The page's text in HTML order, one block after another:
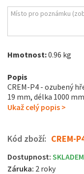
Hmotnost:0.96 kg
Popis
CREM-P4 - ozubený
19 mm, délka 1000
Ukaž celý popis >
Kód zboží: CREM-
Dostupnost: SKLADEM
Záruka: 2 roky